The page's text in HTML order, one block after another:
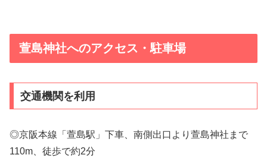
萱島神社へのアクセス・駐車場
交通機関を利用
◎京阪本線「萱島駅」下車、南側出口より萱島神社まで
110m、徒歩で約2分